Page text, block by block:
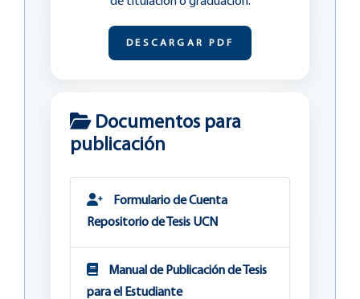
DESCARGAR PDF
Documentos para
publicación
Formulario de Cuenta
Repositorio de Tesis UCN
Manual de Publicación de Tesis
para el Estudiante